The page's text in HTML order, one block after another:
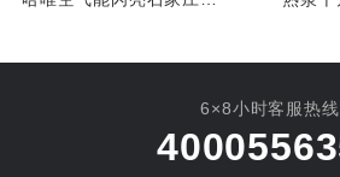
膺创新产品奖
家创富
6×8小时客服热线